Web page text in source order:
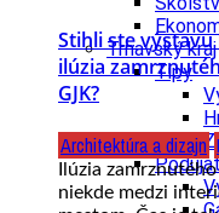
Trnavský kraj
Tipy
Stihli ste výstavu
ilúzia
GJK?
Architektúra a dizajn
Ilúzia
niekde medzi